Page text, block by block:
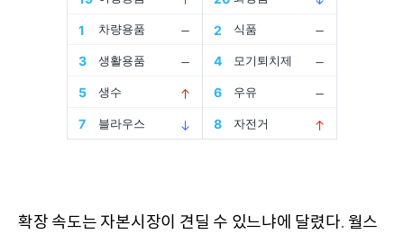
확장 속도는 자본시장이 견딜 수 있느냐에 달렸다. 월스